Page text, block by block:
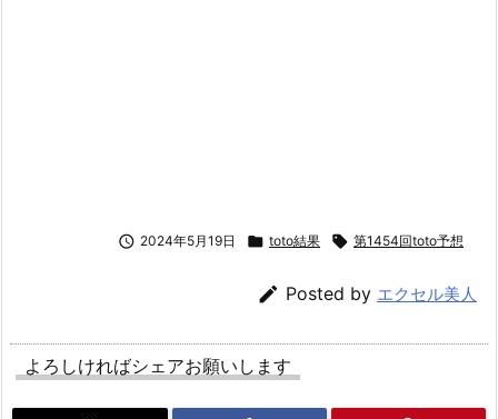
 2024年5月19日  toto結果  第1454回toto予想
 Posted by エクセル美人
よろしければシェアお願いします